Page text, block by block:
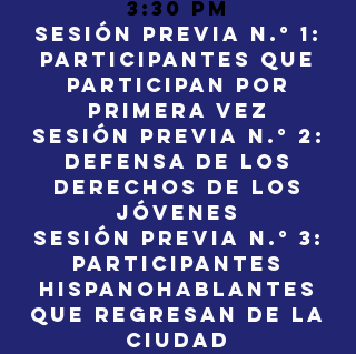
3:30 pm
Sesión previa n.° 1:
participantes que
participan por
primera vez
Sesión previa n.° 2:
Defensa de los
derechos de los
jóvenes
Sesión previa n.° 3:
Participantes
hispanohablantes
que regresan de la
ciudad